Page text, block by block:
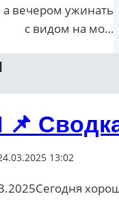
а вечером ужинать
с видом на мо…
13:02